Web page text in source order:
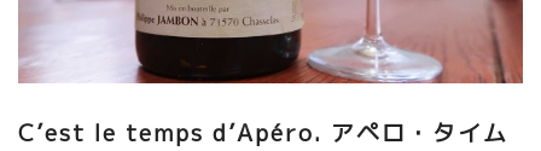
C’est le temps d’Apéro. アペロ・タイム